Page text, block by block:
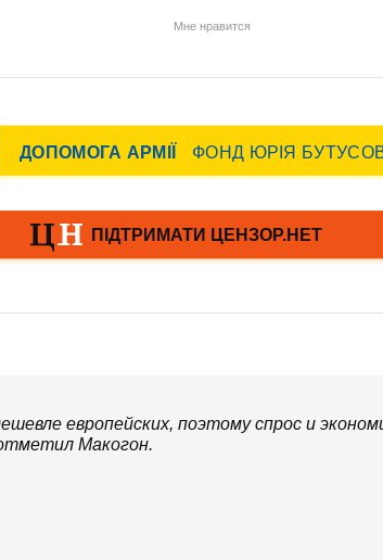
Мне нравится
европейских, поэтому спрос и
Макогон.